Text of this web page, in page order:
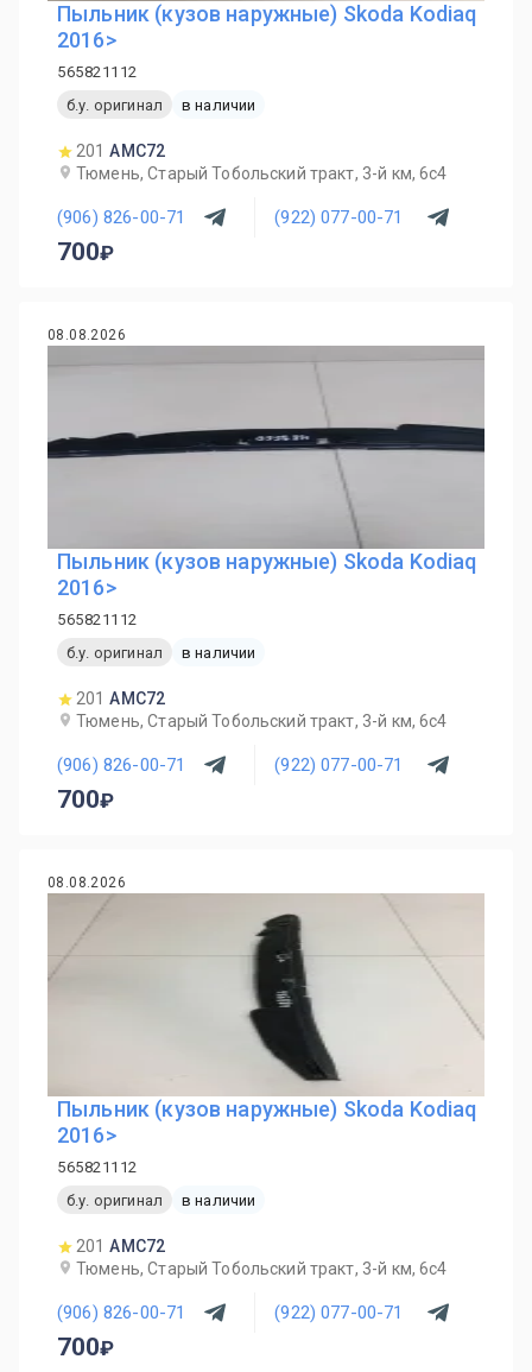
Пыльник (кузов наружные) Skoda Kodiaq
2016>
565821112
б.у. оригинал
в наличии
201 AMC72
Тюмень, Старый Тобольский тракт, 3-й км, 6с4
(906) 826-00-71 (922) 077-00-71
700
08.08.2026
Пыльник (кузов наружные) Skoda Kodiaq
2016>
565821112
б.у. оригинал
в наличии
201 AMC72
Тюмень, Старый Тобольский тракт, 3-й км, 6с4
(906) 826-00-71 (922) 077-00-71
700
08.08.2026
Пыльник (кузов наружные) Skoda Kodiaq
2016>
565821112
б.у. оригинал
в наличии
201 AMC72
Тюмень, Старый Тобольский тракт, 3-й км, 6с4
(906) 826-00-71 (922) 077-00-71
700